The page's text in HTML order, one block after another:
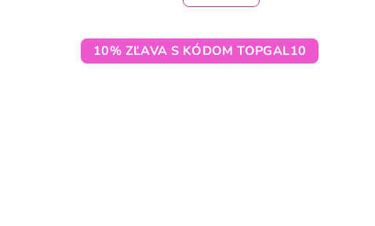
je
z
5
10% ZĽAVA S KÓDOM TOPGAL10